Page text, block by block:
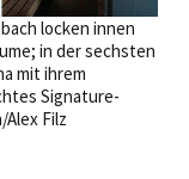
locken innen
in der sechsten
mit ihrem
Signature-
Filz